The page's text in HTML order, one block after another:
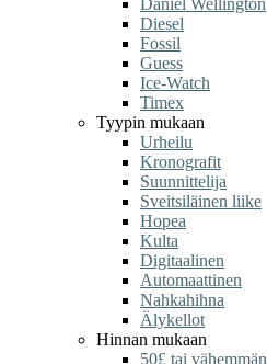
Daniel Wellington
Diesel
Fossil
Guess
Ice-Watch
Timex
Tyypin mukaan
Urheilu
Kronografit
Suunnittelija
Sveitsiläinen liike
Hopea
Kulta
Digitaalinen
Automaattinen
Nahkahihna
Älykellot
Hinnan mukaan
50£ tai vähemmän